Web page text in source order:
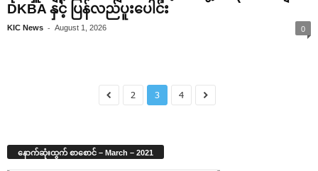
DKBA နှင့် ပြန်လည်ပူးပေါင်း
KIC News - August 1, 2026 0
2 3 4
နောက်ဆုံးထွက် စာစောင် – March – 2021